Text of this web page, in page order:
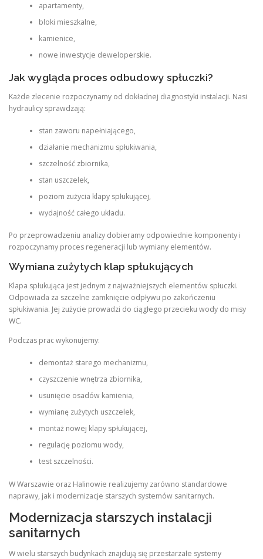
apartamenty,
bloki mieszkalne,
kamienice,
nowe inwestycje deweloperskie.
Jak wygląda proces odbudowy spłuczki?
Każde zlecenie rozpoczynamy od dokładnej diagnostyki instalacji. Nasi
hydraulicy sprawdzają:
stan zaworu napełniającego,
działanie mechanizmu spłukiwania,
szczelność zbiornika,
stan uszczelek,
poziom zużycia klapy spłukującej,
wydajność całego układu.
Po przeprowadzeniu analizy dobieramy odpowiednie komponenty i
rozpoczynamy proces regeneracji lub wymiany elementów.
Wymiana zużytych klap spłukujących
Klapa spłukująca jest jednym z najważniejszych elementów spłuczki.
Odpowiada za szczelne zamknięcie odpływu po zakończeniu
spłukiwania. Jej zużycie prowadzi do ciągłego przecieku wody do misy
WC.
Podczas prac wykonujemy:
demontaż starego mechanizmu,
czyszczenie wnętrza zbiornika,
usunięcie osadów kamienia,
wymianę zużytych uszczelek,
montaż nowej klapy spłukującej,
regulację poziomu wody,
test szczelności.
W Warszawie oraz Halinowie realizujemy zarówno standardowe
naprawy, jak i modernizacje starszych systemów sanitarnych.
Modernizacja starszych instalacji
sanitarnych
W wielu starszych budynkach znajdują się przestarzałe systemy